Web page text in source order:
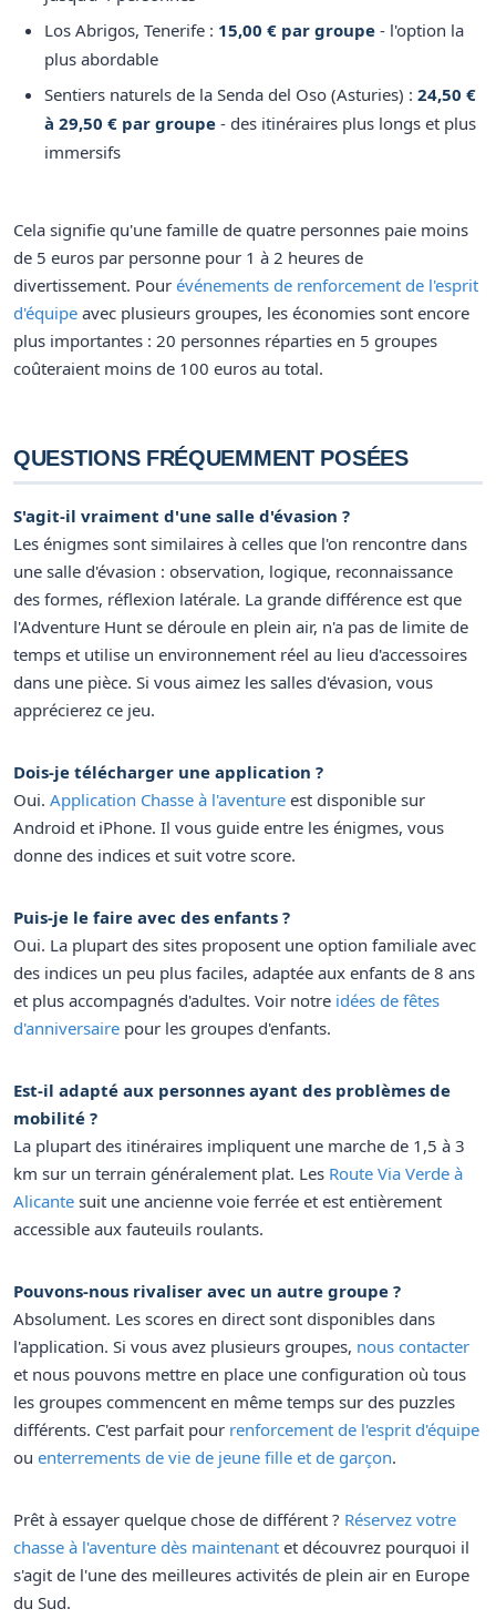
Los Abrigos, Tenerife : 15,00 € par groupe - l'option la
plus abordable
Sentiers naturels de la Senda del Oso (Asturies) : 24,50 €
à 29,50 € par groupe - des itinéraires plus longs et plus
immersifs
Cela signifie qu'une famille de quatre personnes paie moins
de 5 euros par personne pour 1 à 2 heures de
divertissement. Pour événements de renforcement de l'esprit
d'équipe avec plusieurs groupes, les économies sont encore
plus importantes : 20 personnes réparties en 5 groupes
coûteraient moins de 100 euros au total.
QUESTIONS FRÉQUEMMENT POSÉES
S'agit-il vraiment d'une salle d'évasion ?
Les énigmes sont similaires à celles que l'on rencontre dans
une salle d'évasion : observation, logique, reconnaissance
des formes, réflexion latérale. La grande différence est que
l'Adventure Hunt se déroule en plein air, n'a pas de limite de
temps et utilise un environnement réel au lieu d'accessoires
dans une pièce. Si vous aimez les salles d'évasion, vous
apprécierez ce jeu.
Dois-je télécharger une application ?
Oui. Application Chasse à l'aventure est disponible sur
Android et iPhone. Il vous guide entre les énigmes, vous
donne des indices et suit votre score.
Puis-je le faire avec des enfants ?
Oui. La plupart des sites proposent une option familiale avec
des indices un peu plus faciles, adaptée aux enfants de 8 ans
et plus accompagnés d'adultes. Voir notre idées de fêtes
d'anniversaire pour les groupes d'enfants.
Est-il adapté aux personnes ayant des problèmes de
mobilité ?
La plupart des itinéraires impliquent une marche de 1,5 à 3
km sur un terrain généralement plat. Les Route Via Verde à
Alicante suit une ancienne voie ferrée et est entièrement
accessible aux fauteuils roulants.
Pouvons-nous rivaliser avec un autre groupe ?
Absolument. Les scores en direct sont disponibles dans
l'application. Si vous avez plusieurs groupes, nous contacter
et nous pouvons mettre en place une configuration où tous
les groupes commencent en même temps sur des puzzles
différents. C'est parfait pour renforcement de l'esprit d'équipe
ou enterrements de vie de jeune fille et de garçon.
Prêt à essayer quelque chose de différent ? Réservez votre
chasse à l'aventure dès maintenant et découvrez pourquoi il
s'agit de l'une des meilleures activités de plein air en Europe
du Sud.